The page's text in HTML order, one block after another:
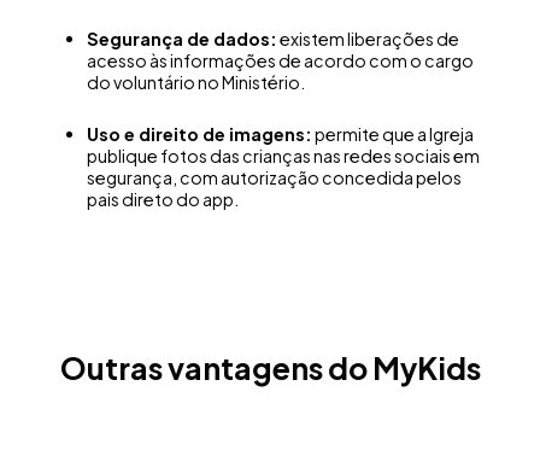
Segurança de dados: existem liberações de
acesso às informações de acordo com o cargo
do voluntário no Ministério.
Uso e direito de imagens: permite que a Igreja
publique fotos das crianças nas redes sociais em
segurança, com autorização concedida pelos
pais direto do app.
Outras vantagens do MyKids